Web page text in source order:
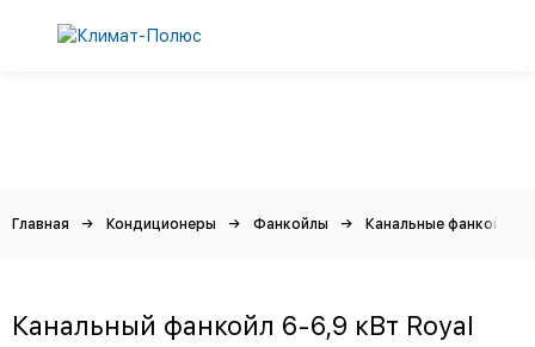
Главная Кондиционеры Фанкойлы Канальные фанкойлы
Канальный фанкойл 6-6,9 кВт Royal